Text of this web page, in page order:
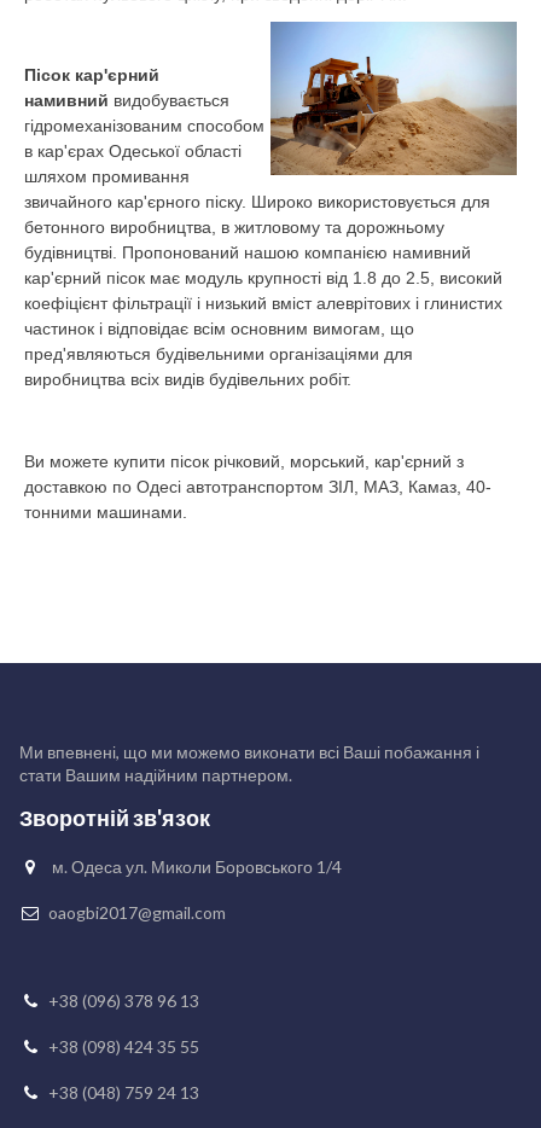
Пісок кар'єрний
намивний видобувається
гідромеханізованим способом
в кар'єрах Одеської області
шляхом промивання
звичайного кар'єрного піску. Широко використовується для
бетонного виробництва, в житловому та дорожньому
будівництві. Пропонований нашою компанією намивний
кар'єрний пісок має модуль крупності від 1.8 до 2.5, високий
коефіцієнт фільтрації і низький вміст алеврітових і глинистих
частинок і відповідає всім основним вимогам, що
пред'являються будівельними організаціями для
виробництва всіх видів будівельних робіт.
Ви можете купити пісок річковий, морський, кар'єрний з
доставкою по Одесі автотранспортом ЗІЛ, МАЗ, Камаз, 40-
тонними машинами.
Ми впевнені, що ми можемо виконати всі Ваші побажання і
стати Вашим надійним партнером.
Зворотній зв'язок
 м. Одеса ул. Миколи Боровського 1/4
 oaogbi2017@gmail.com
 +38 (096) 378 96 13
 +38 (098) 424 35 55
 +38 (048) 759 24 13